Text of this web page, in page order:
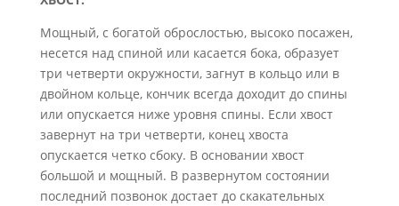
Мощный, с богатой оброслостью, высоко посажен,
несется над спиной или касается бока, образует
три четверти окружности, загнут в кольцо или в
двойном кольце, кончик всегда доходит до спины
или опускается ниже уровня спины. Если хвост
завернут на три четверти, конец хвоста
опускается четко сбоку. В основании хвост
большой и мощный. В развернутом состоянии
последний позвонок достает до скакательных